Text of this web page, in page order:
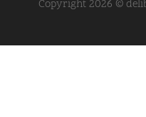
Copyright 2026 ©